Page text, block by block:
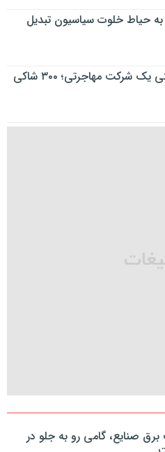
به حیاط خلوت سیاسیون تبدیل
کلاهبرداری ۴ همتی یک شرکت مهاجرتی؛ ۳۰۰ شاکی
صنایع، گامی رو به جلو در